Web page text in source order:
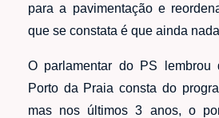
para a pavimentação e
que se constata é que ainda
O parlamentar do PS lembrou
Porto da Praia consta do
mas nos últimos 3 anos, o